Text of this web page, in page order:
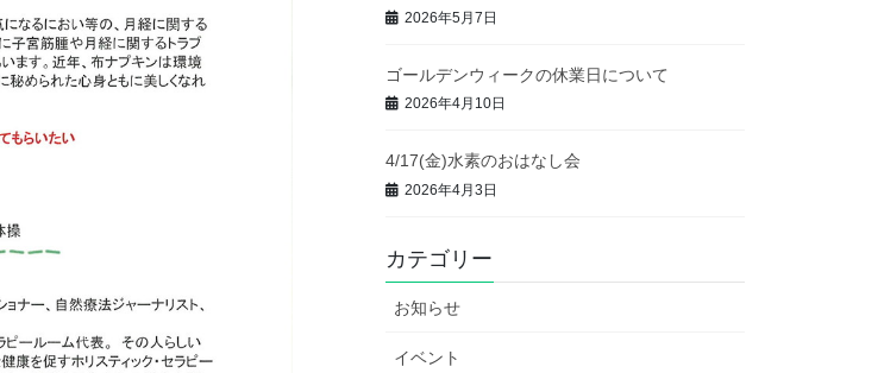
2026年5月7日
ゴールデンウィークの休業日について
2026年4月10日
4/17(金)水素のおはなし会
2026年4月3日
カテゴリー
お知らせ
イベント